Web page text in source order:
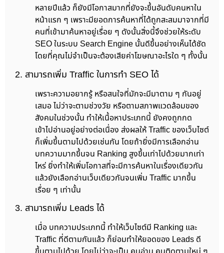
หลายปีแล้ว ก็ยังมีโอกาสมากที่ยังจะขึ้นอันดับคนหาใน
หน้าแรก ๆ เพราะมียอดการค้นหาที่ได้ถูกสะสมมาจากที่มี
คนที่เข้ามาค้นหาอยู่เรื่อย ๆ ดังนั้นสิ่งนี้จึงช่วยให้ระดับ
SEO ในระบบ Search Engine นั้นดีขึ้นอย่างเห็นได้ชัด
โดยที่คุณไม่จำเป็นจะต้องเสียค่าโฆษณาอะไรใด ๆ ทั้งนั้น
2. สามารถเพิ่ม Traffic ในการทำ SEO ได้
เพราะความอยากรู้ หรือสนใจที่มักจะมีมาตาม ๆ กันอยู่
เสมอ ไม่ว่าจะตามช่วงวัย หรือตามสภาพแวดล้อมของ
สังคมในช่วงนั้น ทำให้เนื้อหาประเภทนี้ ยังคงถูกกด
เข้าไปอ่านอยู่อย่างต่อเนื่อง ส่งผลให้ Traffic ของเว็บไซต์
ก็เพิ่มขึ้นตามไปด้วยเช่นกัน โดยถ้ายิ่งมีการเลือกอ่าน
บทความมากขึ้นจน Ranking สูงขึ้นเท่าไปด้วยมากเท่า
ไหร่ ยิ่งทำให้เพิ่มโอกาสที่จะมีการค้นหาในเรื่องเดียวกัน
แล้วยังเลือกอ่านเว็บเดียวกันจนเพิ่ม Traffic มากขึ้น
เรื่อย ๆ เท่านั้น
3. สามารถเพิ่ม Leads ได้
เมื่อ บทความประเภทนี้ ทำให้เว็บไซต์มี Ranking และ
Traffic ที่ดีตามกันแล้ว ก็ย่อมทำให้ยอดของ Leads ดี